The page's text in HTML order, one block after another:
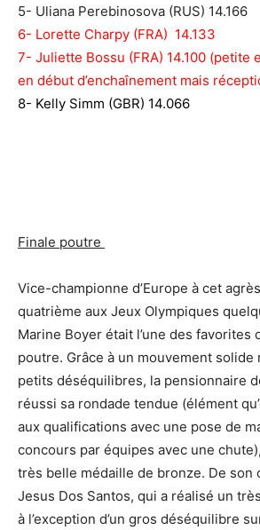
5- Uliana Perebinosova (RUS) 14.166
6- Lorette Charpy (FRA) 14.133
7- Juliette Bossu (FRA) 14.100 (petite
en début d’enchaînement mais
8- Kelly Simm (GBR) 14.066
Finale poutre
Vice-championne d’Europe à cet
quatrième aux Jeux Olympiques
Marine Boyer était l’une des favorites
poutre. Grâce à un mouvement solide
petits déséquilibres, la pensionnaire
réussi sa rondade tendue (élément
aux qualifications avec une pose de
concours par équipes avec une
très belle médaille de bronze. De son
Jesus Dos Santos, qui a réalisé un
à l’exception d’un gros déséquilibre